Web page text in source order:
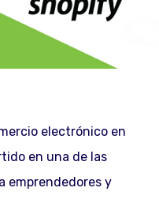
electrónico en
en una de las
emprendedores y